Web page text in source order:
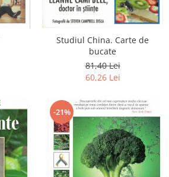
Studiul China. Carte de
bucate
81,40 Lei
60,26 Lei
-21%